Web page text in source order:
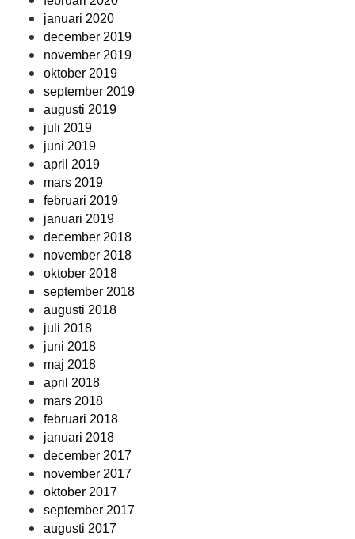
januari 2020
december 2019
november 2019
oktober 2019
september 2019
augusti 2019
juli 2019
juni 2019
april 2019
mars 2019
februari 2019
januari 2019
december 2018
november 2018
oktober 2018
september 2018
augusti 2018
juli 2018
juni 2018
maj 2018
april 2018
mars 2018
februari 2018
januari 2018
december 2017
november 2017
oktober 2017
september 2017
augusti 2017